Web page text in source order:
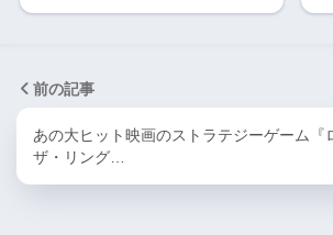
前の記事
あの大ヒット映画のストラテジーゲーム『
ザ・リング…